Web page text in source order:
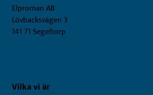
Elproman AB
Lövbacksvägen 3
141 71 Segeltorp
Vilka vi är